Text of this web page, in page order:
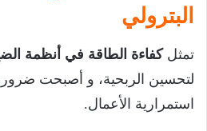
البترولي
تمثل كفاءة الطاقة في أنظمة
لتحسين الربحية، و أصبحت
استمرارية الأعمال.